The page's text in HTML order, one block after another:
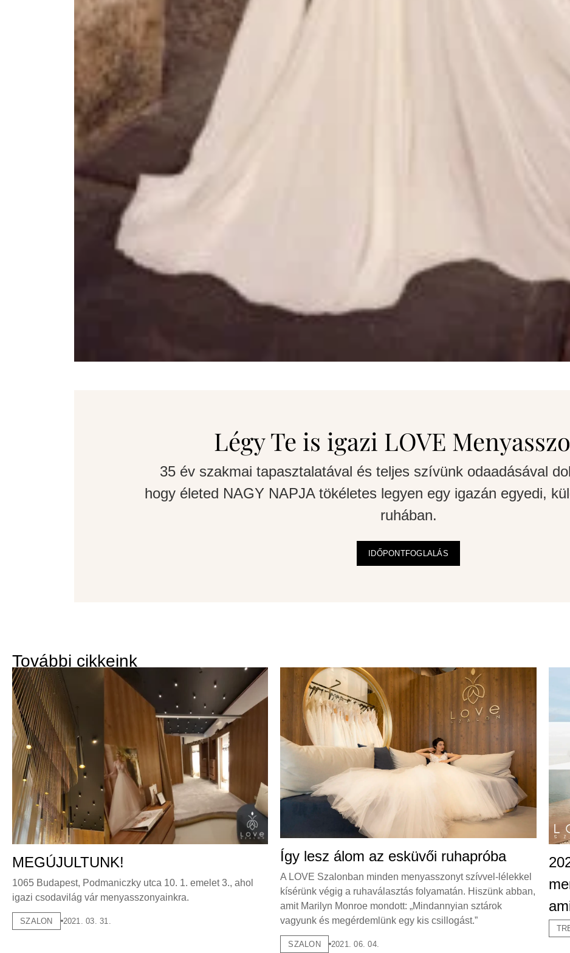
Légy Te is igazi LOVE
35 év szakmai tapasztalatával és teljes szívünk odaadásával
hogy életed NAGY NAPJA tökéletes legyen egy igazán egyedi,
ruhában.
IDŐPONTFOGLALÁS
További cikkeink
MEGÚJULTUNK!
1065 Budapest, Podmaniczky utca 10. 1. emelet 3., ahol
igazi csodavilág vár menyasszonyainkra.
SZALON 2021. 03. 31.
Így lesz álom az esküvői ruhapróba
A LOVE Szalonban minden menyasszonyt szívvel-lélekkel
kísérünk végig a ruhaválasztás folyamatán. Hiszünk abban,
amit Marilyn Monroe mondott: „Mindannyian sztárok
vagyunk és megérdemlünk egy kis csillogást.”
SZALON 2021. 06. 04.